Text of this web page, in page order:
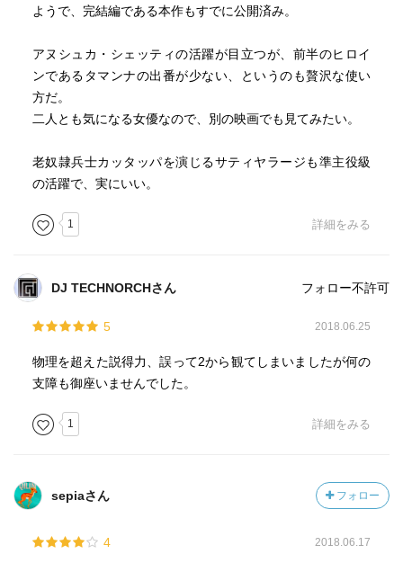
ようで、完結編である本作もすでに公開済み。
アヌシュカ・シェッティの活躍が目立つが、前半のヒロイ
ンであるタマンナの出番が少ない、というのも贅沢な使い
方だ。
二人とも気になる女優なので、別の映画でも見てみたい。
老奴隷兵士カッタッパを演じるサティヤラージも準主役級
の活躍で、実にいい。
1 詳細をみる
DJ TECHNORCHさん フォロー不許可
5 2018.06.25
物理を超えた説得力、誤って2から観てしまいましたが何の
支障も御座いませんでした。
1 詳細をみる
sepiaさん フォロー
4 2018.06.17